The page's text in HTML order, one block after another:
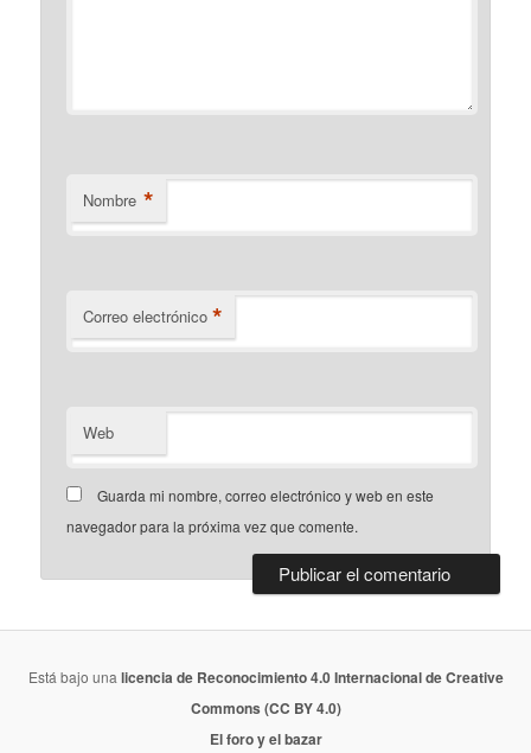
Nombre *
Correo electrónico *
Web
Guarda mi nombre, correo electrónico y web en este
navegador para la próxima vez que comente.
Está bajo una licencia de Reconocimiento 4.0 Internacional de Creative
Commons (CC BY 4.0)
El foro y el bazar